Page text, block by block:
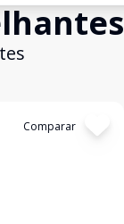
Comparar